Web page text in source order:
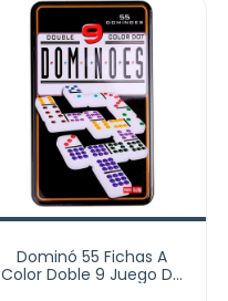
Dominó 55 Fichas A
Color Doble 9 Juego De